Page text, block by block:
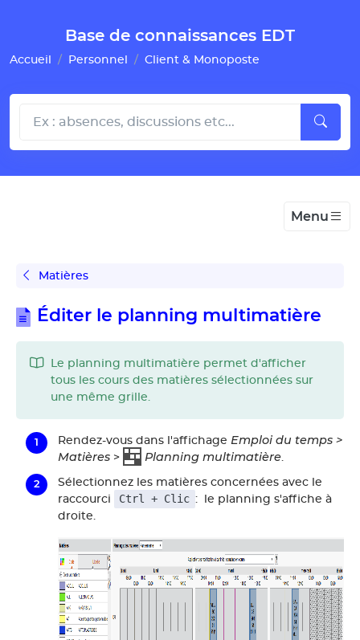
Base de connaissances EDT
Accueil Personnel Client & Monoposte
Menu
Matières
Éditer le planning multimatière
Le planning multimatière permet d'afficher
tous les cours des matières sélectionnées sur
une même grille.
Rendez-vous dans l'affichage Emploi du temps >
Matières > Planning multimatière
Sélectionnez les matières concernées avec le
raccourci
Ctrl + Clic : le planning s'affiche à
droite.